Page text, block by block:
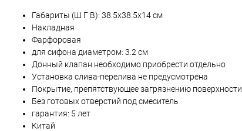
Габариты (Ш Г В): 38.5x38.5x14см
Накладная
Фарфоровая
для сифона диаметром: 3.2 см
Донный клапан необходимо приобрести отдельно
Установка слива-перелива не предусмотрена
Покрытие, препятствующее загрязнению поверхности
Без готовых отверстий под смеситель
гарантия: 5 лет
Китай